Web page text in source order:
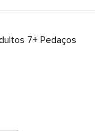
7+ Pedaços